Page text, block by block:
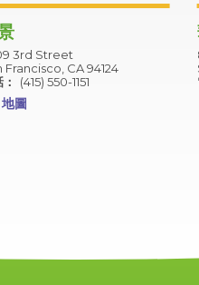
3rd Street
Francisco, CA 94124
(415) 550-1151
地圖